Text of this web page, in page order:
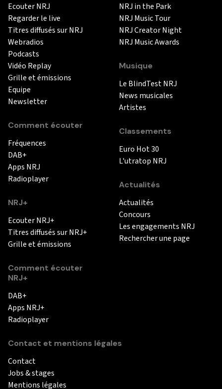
Ecouter NRJ
Regarder le live
Titres diffusés sur NRJ
Webradios
Podcasts
Vidéo Replay
Grille et émissions
Equipe
Newsletter
Comment écouter
Fréquences
DAB+
Apps NRJ
Radioplayer
NRJ+
Ecouter NRJ+
Titres diffusés sur NRJ+
Grille et émissions
Comment écouter
NRJ+
DAB+
Apps NRJ+
Radioplayer
NRJ in the Park
NRJ Music Tour
NRJ Creator Night
NRJ Music Awards
Musique
Le BlindTest NRJ
News musicales
Artistes
Classements
Euro Hot 30
L'utratop NRJ
Actualités
Actualités
Concours
Les engagements NRJ
Rechercher une page
Contact et mentions légales
Contact
Jobs & stages
Mentions légales